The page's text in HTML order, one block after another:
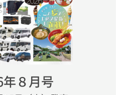
８月号